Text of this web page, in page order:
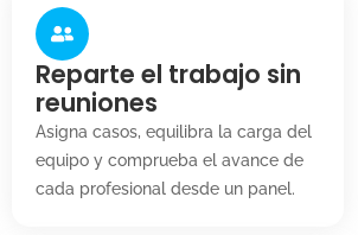
Reparte el trabajo sin
reuniones
Asigna casos, equilibra la carga del
equipo y comprueba el avance de
cada profesional desde un panel.